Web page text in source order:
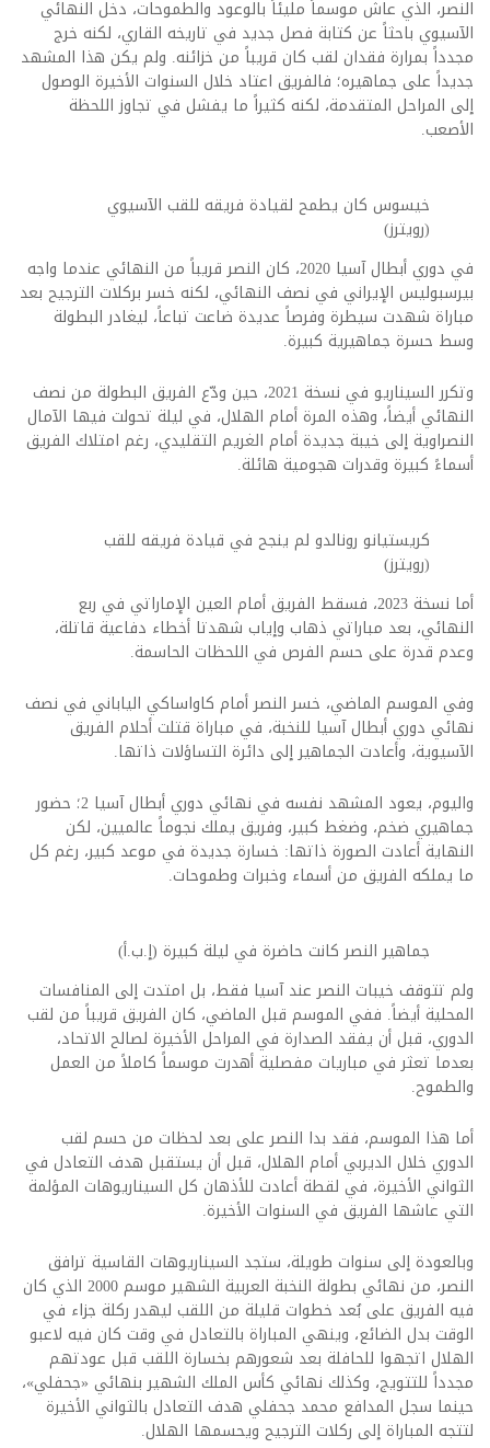
النصر، الذي عاش موسماً مليئاً بالوعود والطموحات، دخل النهائي
الآسيوي باحثاً عن كتابة فصل جديد في تاريخه القاري، لكنه خرج
مجدداً بمرارة فقدان لقب كان قريباً من خزائنه. ولم يكن هذا المشهد
جديداً على جماهيره؛ فالفريق اعتاد خلال السنوات الأخيرة الوصول
إلى المراحل المتقدمة، لكنه كثيراً ما يفشل في تجاوز اللحظة
الأصعب.
خيسوس كان يطمح لقيادة فريقه للقب الآسيوي
(رويترز)
في دوري أبطال آسيا 2020، كان النصر قريباً من النهائي عندما واجه
بيرسبوليس الإيراني في نصف النهائي، لكنه خسر بركلات الترجيح بعد
مباراة شهدت سيطرة وفرصاً عديدة ضاعت تباعاً، ليغادر البطولة
وسط حسرة جماهيرية كبيرة.
وتكرر السيناريو في نسخة 2021، حين ودّع الفريق البطولة من نصف
النهائي أيضاً، وهذه المرة أمام الهلال، في ليلة تحولت فيها الآمال
النصراوية إلى خيبة جديدة أمام الغريم التقليدي، رغم امتلاك الفريق
أسماءً كبيرة وقدرات هجومية هائلة.
كريستيانو رونالدو لم ينجح في قيادة فريقه للقب
(رويترز)
أما نسخة 2023، فسقط الفريق أمام العين الإماراتي في ربع
النهائي، بعد مباراتي ذهاب وإياب شهدتا أخطاء دفاعية قاتلة،
وعدم قدرة على حسم الفرص في اللحظات الحاسمة.
وفي الموسم الماضي، خسر النصر أمام كاواساكي الياباني في نصف
نهائي دوري أبطال آسيا للنخبة، في مباراة قتلت أحلام الفريق
الآسيوية، وأعادت الجماهير إلى دائرة التساؤلات ذاتها.
واليوم، يعود المشهد نفسه في نهائي دوري أبطال آسيا 2؛ حضور
جماهيري ضخم، وضغط كبير، وفريق يملك نجوماً عالميين، لكن
النهاية أعادت الصورة ذاتها: خسارة جديدة في موعد كبير، رغم كل
ما يملكه الفريق من أسماء وخبرات وطموحات.
جماهير النصر كانت حاضرة في ليلة كبيرة (إ.ب.أ)
ولم تتوقف خيبات النصر عند آسيا فقط، بل امتدت إلى المنافسات
المحلية أيضاً. ففي الموسم قبل الماضي، كان الفريق قريباً من لقب
الدوري، قبل أن يفقد الصدارة في المراحل الأخيرة لصالح الاتحاد،
بعدما تعثر في مباريات مفصلية أهدرت موسماً كاملاً من العمل
والطموح.
أما هذا الموسم، فقد بدا النصر على بعد لحظات من حسم لقب
الدوري خلال الديربي أمام الهلال، قبل أن يستقبل هدف التعادل في
الثواني الأخيرة، في لقطة أعادت للأذهان كل السيناريوهات المؤلمة
التي عاشها الفريق في السنوات الأخيرة.
وبالعودة إلى سنوات طويلة، ستجد السيناريوهات القاسية ترافق
النصر، من نهائي بطولة النخبة العربية الشهير موسم 2000 الذي كان
فيه الفريق على بُعد خطوات قليلة من اللقب ليهدر ركلة جزاء في
الوقت بدل الضائع، وينهي المباراة بالتعادل في وقت كان فيه لاعبو
الهلال اتجهوا للحافلة بعد شعورهم بخسارة اللقب قبل عودتهم
مجدداً للتتويج، وكذلك نهائي كأس الملك الشهير بنهائي «جحفلي»،
حينما سجل المدافع محمد جحفلي هدف التعادل بالثواني الأخيرة
لتتجه المباراة إلى ركلات الترجيح ويحسمها الهلال.